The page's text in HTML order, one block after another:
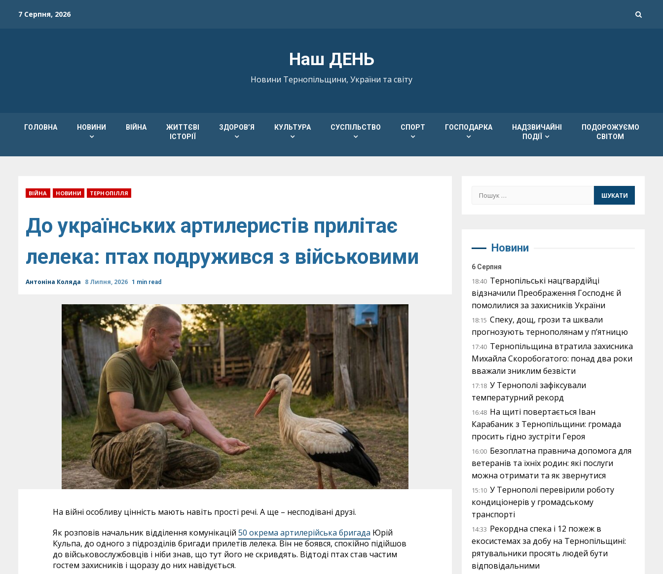
7 Серпня, 2026
Наш ДЕНЬ
Новини Тернопільщини, України та світу
ГОЛОВНА НОВИНИ ВІЙНА
ЖИТТЄВІ
ІСТОРІЇ
ЗДОРОВ’Я КУЛЬТУРА СУСПІЛЬСТВО СПОРТ ГОСПОДАРКА
НАДЗВИЧАЙНІ
ПОДІЇ
ПОДОРОЖУЄМО
СВІТОМ
ВІЙНА НОВИНИ ТЕРНОПІЛЛЯ
До українських артилеристів прилітає
лелека: птах подружився з військовими
Антоніна Коляда 8 Липня, 2026 1 min read
На війні особливу цінність мають навіть прості речі. А ще – несподівані друзі.
Як розповів начальник відділення комунікацій 50 окрема артилерійська бригада Юрій
Кульпа, до одного з підрозділів бригади прилетів лелека. Він не боявся, спокійно підійшов
до військовослужбовців і ніби знав, що тут його не скривдять. Відтоді птах став частим
гостем захисників і щоразу до них навідується.
Пошук:
Новини
6 Серпня
18:40 Тернопільські нацгвардійці
відзначили Преображення Господнє й
помолилися за захисників України
18:15 Спеку, дощ, грози та шквали
прогнозують тернополянам у п’ятницю
17:40 Тернопільщина втратила захисника
Михайла Скоробогатого: понад два роки
вважали зниклим безвісти
17:18 У Тернополі зафіксували
температурний рекорд
16:48 На щиті повертається Іван
Карабаник з Тернопільщини: громада
просить гідно зустріти Героя
16:00 Безоплатна правнича допомога для
ветеранів та їхніх родин: які послуги
можна отримати та як звернутися
15:10 У Тернополі перевірили роботу
кондиціонерів у громадському
транспорті
14:33 Рекордна спека і 12 пожеж в
екосистемах за добу на Тернопільщині:
рятувальники просять людей бути
відповідальними